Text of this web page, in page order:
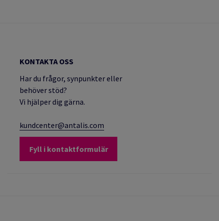
KONTAKTA OSS
Har du frågor, synpunkter eller
behöver stöd?
Vi hjälper dig gärna.
kundcenter@antalis.com
Fyll i kontaktformulär